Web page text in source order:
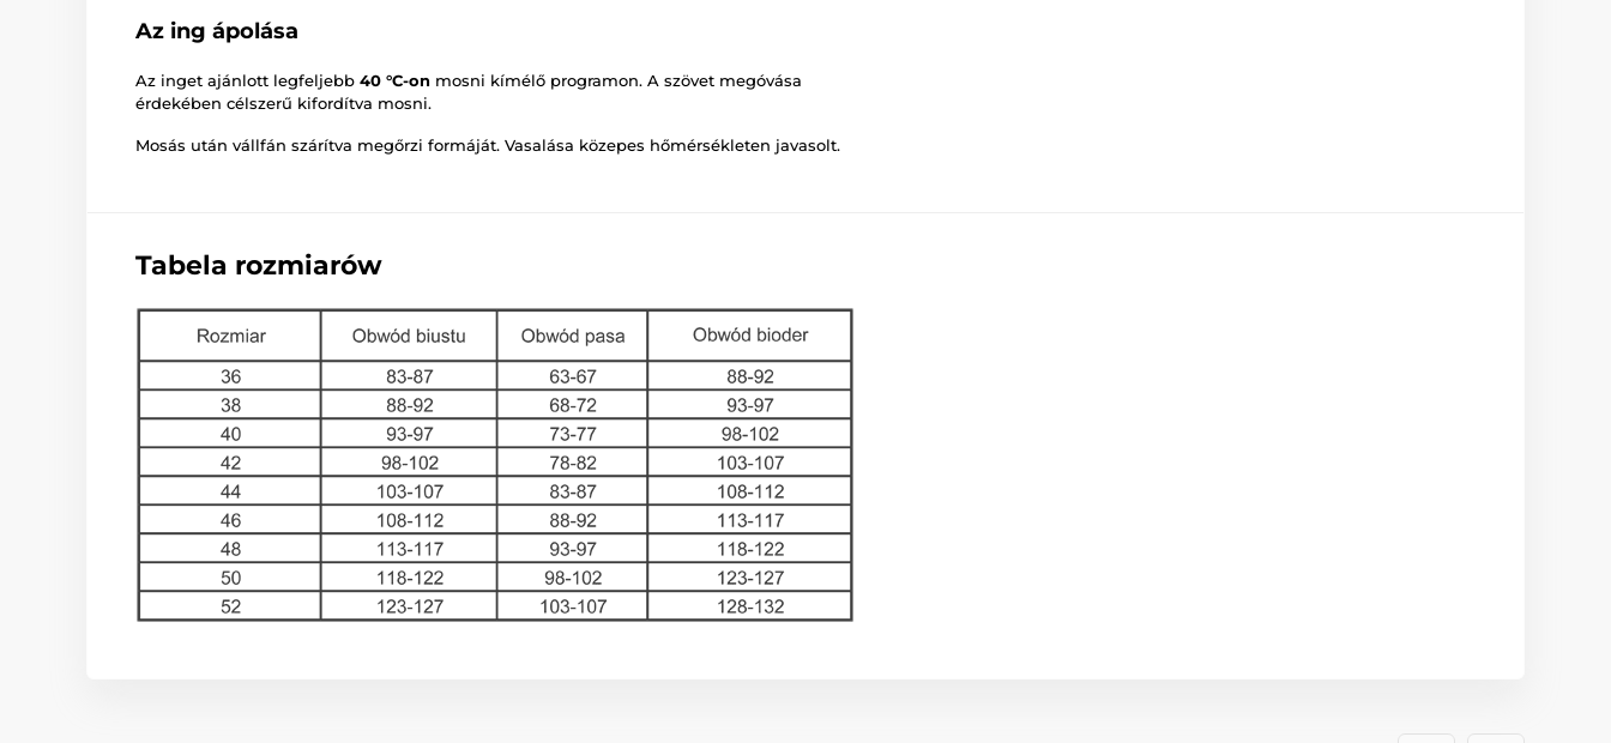
Az ing ápolása
Az inget ajánlott legfeljebb 40 °C-on mosni kímélő programon. A szövet megóvása
érdekében célszerű kifordítva mosni.
Mosás után vállfán szárítva megőrzi formáját. Vasalása közepes hőmérsékleten javasolt.
Tabela rozmiarów